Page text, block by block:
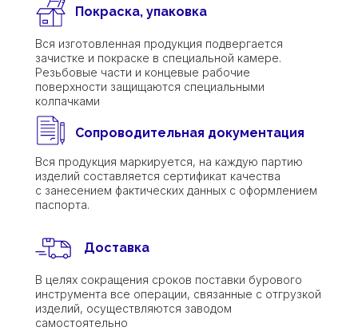
Покраска, упаковка
Вся изготовленная продукция подвергается
зачистке и покраске в специальной камере.
Резьбовые части и концевые рабочие
поверхности защищаются специальными
колпачками
Сопроводительная документация
Вся продукция маркируется, на каждую партию
изделий составляется сертификат качества
с занесением фактических данных с оформлением
паспорта.
Доставка
В целях сокращения сроков поставки бурового
инструмента все операции, связанные с отгрузкой
изделий, осуществляются заводом
самостоятельно